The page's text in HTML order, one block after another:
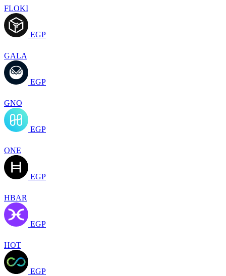
FLOKI
EGP
GALA
EGP
GNO
EGP
ONE
EGP
HBAR
EGP
HOT
EGP